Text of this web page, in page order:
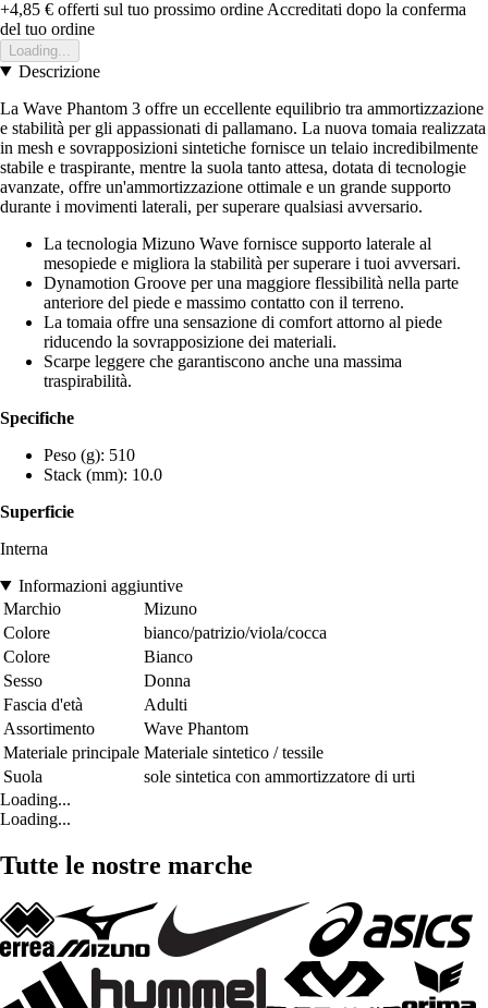
+4,85 € offerti sul tuo prossimo ordine Accreditati dopo la conferma
del tuo ordine
Loading...
Descrizione
La Wave Phantom 3 offre un eccellente equilibrio tra ammortizzazione
e stabilità per gli appassionati di pallamano. La nuova tomaia realizzata
in mesh e sovrapposizioni sintetiche fornisce un telaio incredibilmente
stabile e traspirante, mentre la suola tanto attesa, dotata di tecnologie
avanzate, offre un'ammortizzazione ottimale e un grande supporto
durante i movimenti laterali, per superare qualsiasi avversario.
La tecnologia Mizuno Wave fornisce supporto laterale al
mesopiede e migliora la stabilità per superare i tuoi avversari.
Dynamotion Groove per una maggiore flessibilità nella parte
anteriore del piede e massimo contatto con il terreno.
La tomaia offre una sensazione di comfort attorno al piede
riducendo la sovrapposizione dei materiali.
Scarpe leggere che garantiscono anche una massima
traspirabilità.
Specifiche
Peso (g): 510
Stack (mm): 10.0
Superficie
Interna
Informazioni aggiuntive
Marchio
Mizuno
Colore
bianco/patrizio/viola/cocca
Colore
Bianco
Sesso
Donna
Fascia d'età
Adulti
Assortimento
Wave Phantom
Materiale principale Materiale sintetico / tessile
Suola
sole sintetica con ammortizzatore di urti
Loading...
Loading...
Tutte le nostre marche